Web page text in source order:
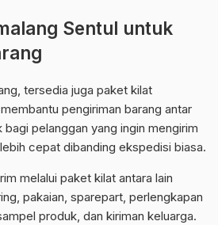
Sentul untuk
tersedia juga paket kilat
pengiriman barang antar
pelanggan yang ingin mengirim
cepat dibanding ekspedisi biasa.
melalui paket kilat antara lain
pakaian, sparepart, perlengkapan
produk, dan kiriman keluarga.